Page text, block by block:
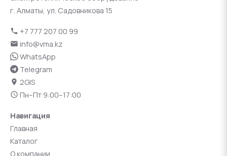
г. Алматы, ул. Садовникова 15
+7 777 207 00 99
info@vma.kz
WhatsApp
Telegram
2GIS
Пн–Пт 9:00–17:00
Навигация
Главная
Каталог
О компании